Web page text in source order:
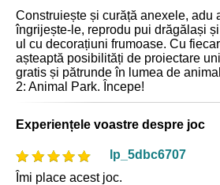
Construiește și curăță anexele, adu
îngrijește-le, reprodu pui drăgălași
ul cu decorațiuni frumoase. Cu
așteaptă posibilități de proiectare
gratis și pătrunde în lumea de
2: Animal Park. Începe!
Experiențele voastre despre joc
lp_5dbc6707
Îmi place acest joc.